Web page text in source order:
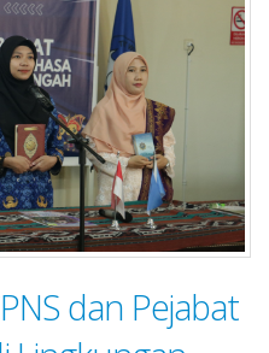
dan Pejabat